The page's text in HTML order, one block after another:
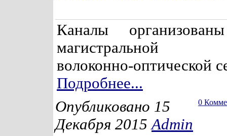
Каналы
магистральной
волоконно-оптической
Подробнее...
0
Опубликовано 15
Декабря 2015Admin